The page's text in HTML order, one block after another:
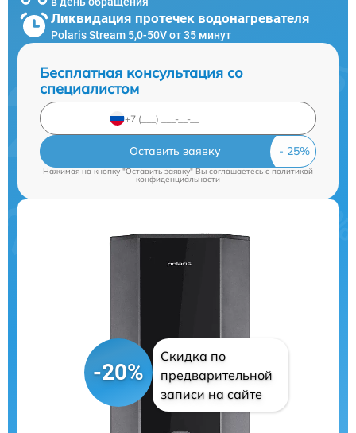
Ликвидация протечек водонагревателя
Polaris Stream 5,0-50V от 35 минут
Бесплатная консультация со
специалистом
Оставить заявку
Нажимая на кнопку "Оставить заявку" Вы соглашаетесь cполитикой
конфиденциальности
-20%
Скидка по
предварительной
записи на сайте